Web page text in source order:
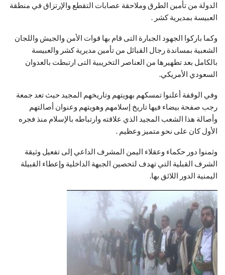
الدولة من تأمين الطرق وملاحقة عصابات التقطع والإرتزاق في منطقة
العبيسة بمديرية كشر .
وكما باركوا الجهود الجبارة التى قام بها قوات الأمن والجيش واللجان
الشعبية بمساندة رجال القبائل من تأمين مديرية كشر والعبيسة
بالكامل بعد تطهيرها من العناصر التخريبية التى ارتبطت بالعدوان
السعودي الأمريكي.
وفي الوقفة أعلنوا تمسكهم بهويتهم وتاريخهم المجيد حيث تعد جمعة
رجب صفحة بيضاء فيها تاريخ إسلامهم وهويتهم وعنوان أصالتهم
وأصالة هذا الشعب المجيد الذي علاقته وارتباطه بالإسلام منذ فجره
الأول كان على نحو متميز وعظيم .
وثمنوا دور حكماء وعقلاء اليمن المشرف الداعي إلى تفعيل وثيقة
الشرف القبلية التي تهدف لتحصين الجبهة الداخلية وإعطاء القبيلة
اليمنية الدور اللائق بها.